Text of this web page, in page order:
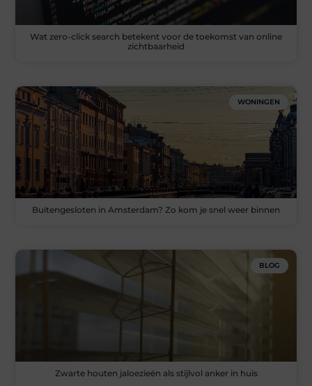
Wat zero-click search betekent voor de toekomst van online
zichtbaarheid
WONINGEN
Buitengesloten in Amsterdam? Zo kom je snel weer binnen
BLOG
Zwarte houten jaloezieën als stijlvol anker in huis